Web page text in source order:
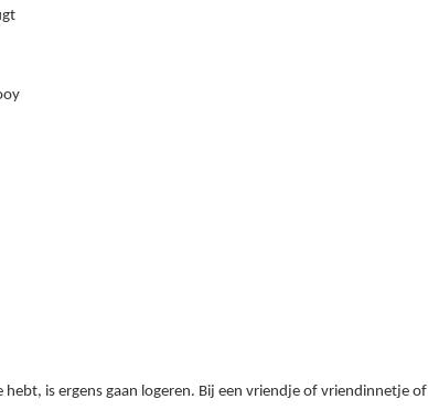
hebt, is ergens gaan logeren. Bij een vriendje of vriendinnetje of